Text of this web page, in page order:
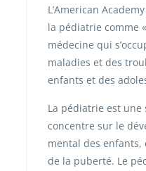
L’American
la pédiatrie comme
médecine qui
maladies et des
enfants et des
La pédiatrie est
concentre sur le
mental des enfants,
de la puberté. Le